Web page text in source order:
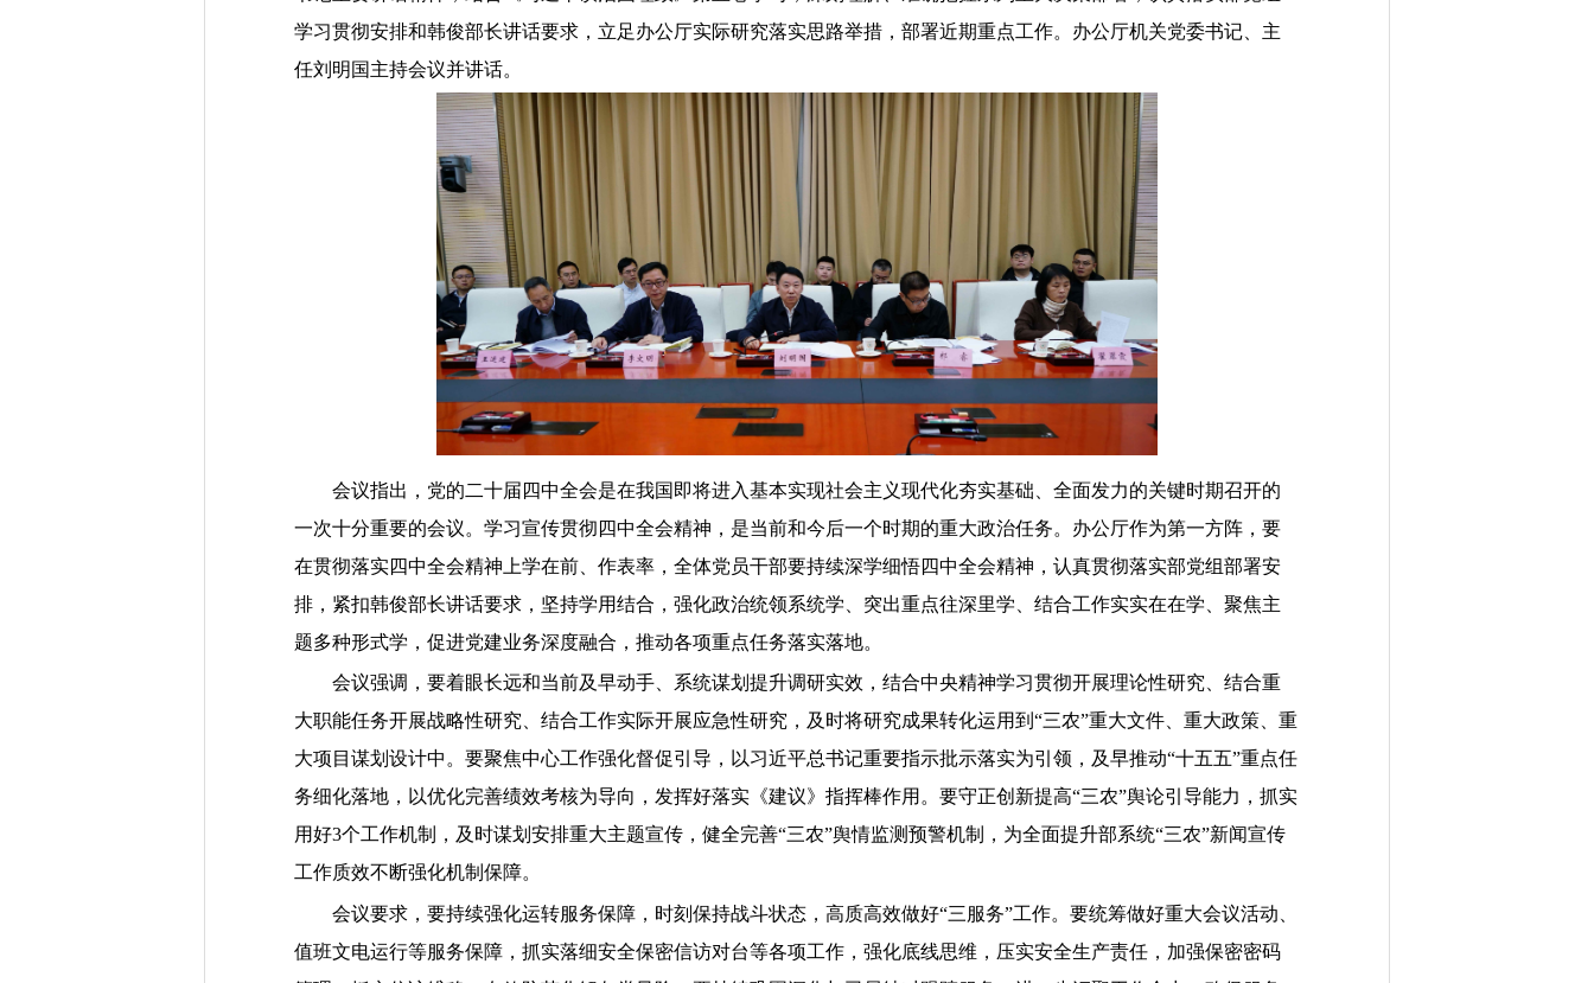
学习贯彻安排和韩俊部长讲话要求，立足办公厅实际研究落实思路举措 ，部署近期重点工作。办公厅机关党委书记、主
任刘明国主持会议并讲话。
会议指出，党的二十届四中全会是在我国即将进入基本实现社会主义现代化夯实基础、全面发力的关键时期召开的
一次十分重要的会议。学习宣传贯彻四中全会精神，是当前和今后一个时期的重大政治任务。办公厅作为第一方阵，要
在贯彻落实四中全会精神上学在前、作表率，全体党员干部要持续深学细悟四中全会精神，认真贯彻落实部党组部署安
排，紧扣韩俊部长讲话要求，坚持学用结合，强化政治统领系统学、突出重点往深里学、结合工作实实在在学、聚焦主
题多种形式学，促进党建业务深度融合 ，推动各项重点任务落实落地。
会议强调，要着眼长远和当前及早动手、系统谋划提升调研实效 ，结合中央精神学习贯彻开展理论性研究、结合重
大职能任务开展战略性研究、结合工作实际开展应急性研究， 及时将研究成果转化运用到“三农”重大文件、重大政策、重
大项目谋划设计中 。要聚焦中心工作强化督促引导，以习近平总书记重要指示批示落实为引领，及早推动“十五五”重点任
务细化落地，以优化完善绩效考核为导向，发挥好落实《建议》指挥棒作用。要守正创新提高“三农”舆论引导能力，抓实
用好3个工作机制，及时谋划安排重大主题宣传，健全完善“三农”舆情监测预警机制，为全面提升部系统“三农”新闻宣传
工作质效不断强化机制保障。
会议要求，要持续强化运转服务保障，时刻保持战斗状态，高质高效做好“三服务”工作。要统筹做好重大会议活动、
值班文电运行等服务保障，抓实落细安全保密信访对台等各项工作 ，强化底线思维，压实安全生产责任，加强保密密码